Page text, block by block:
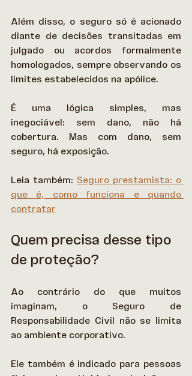
Além disso, o seguro só é acionado
diante de decisões transitadas em
julgado ou acordos formalmente
homologados, sempre observando os
limites estabelecidos na apólice.
É uma lógica simples, mas
inegociável: sem dano, não há
cobertura. Mas com dano, sem
seguro, há exposição.
Leia também: Seguro prestamista: o
que é, como funciona e quando
contratar
Quem precisa desse tipo
de proteção?
Ao contrário do que muitos
imaginam, o Seguro de
Responsabilidade Civil não se limita
ao ambiente corporativo.
Ele também é indicado para pessoas